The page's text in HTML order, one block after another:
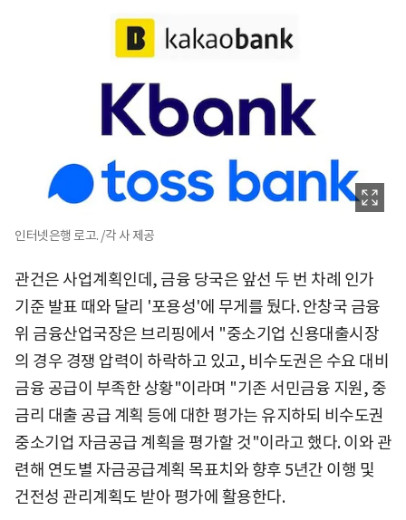
인터넷은행 로고. /각 사 제공
관건은 사업계획인데, 금융 당국은 앞선 두 번 차례 인가
기준 발표 때와 달리 '포용성'에 무게를 뒀다. 안창국 금융
위 금융산업국장은 브리핑에서 "중소기업 신용대출시장
의 경우 경쟁 압력이 하락하고 있고, 비수도권은 수요 대비
금융 공급이 부족한 상황"이라며 "기존 서민금융 지원, 중
금리 대출 공급 계획 등에 대한 평가는 유지하되 비수도권
중소기업 자금공급 계획을 평가할 것"이라고 했다. 이와 관
련해 연도별 자금공급계획 목표치와 향후 5년간 이행 및
건전성 관리계획도 받아 평가에 활용한다.